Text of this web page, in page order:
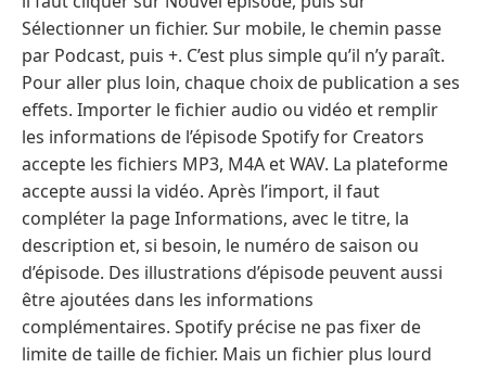
Sélectionner un fichier. Sur mobile, le chemin passe
par Podcast, puis +. C’est plus simple qu’il n’y paraît.
Pour aller plus loin, chaque choix de publication a ses
effets. Importer le fichier audio ou vidéo et remplir
les informations de l’épisode Spotify for Creators
accepte les fichiers MP3, M4A et WAV. La plateforme
accepte aussi la vidéo. Après l’import, il faut
compléter la page Informations, avec le titre, la
description et, si besoin, le numéro de saison ou
d’épisode. Des illustrations d’épisode peuvent aussi
être ajoutées dans les informations
complémentaires. Spotify précise ne pas fixer de
limite de taille de fichier. Mais un fichier plus lourd